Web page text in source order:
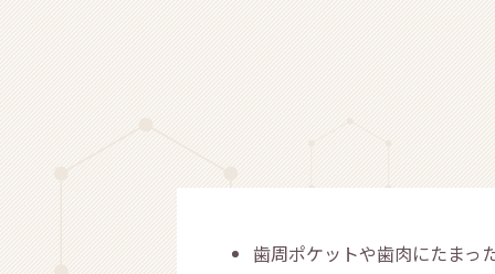
歯周ポケットや歯肉にたまっ